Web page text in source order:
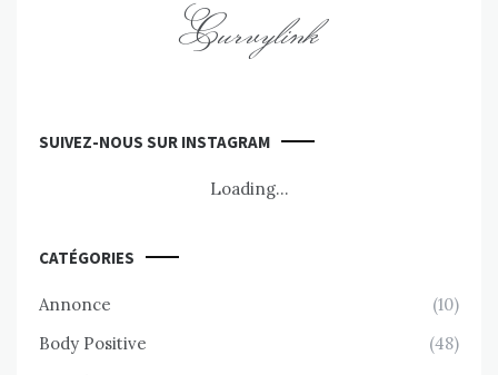
Curvylink
SUIVEZ-NOUS SUR INSTAGRAM
Loading...
CATÉGORIES
Annonce
(10)
Body Positive
(48)